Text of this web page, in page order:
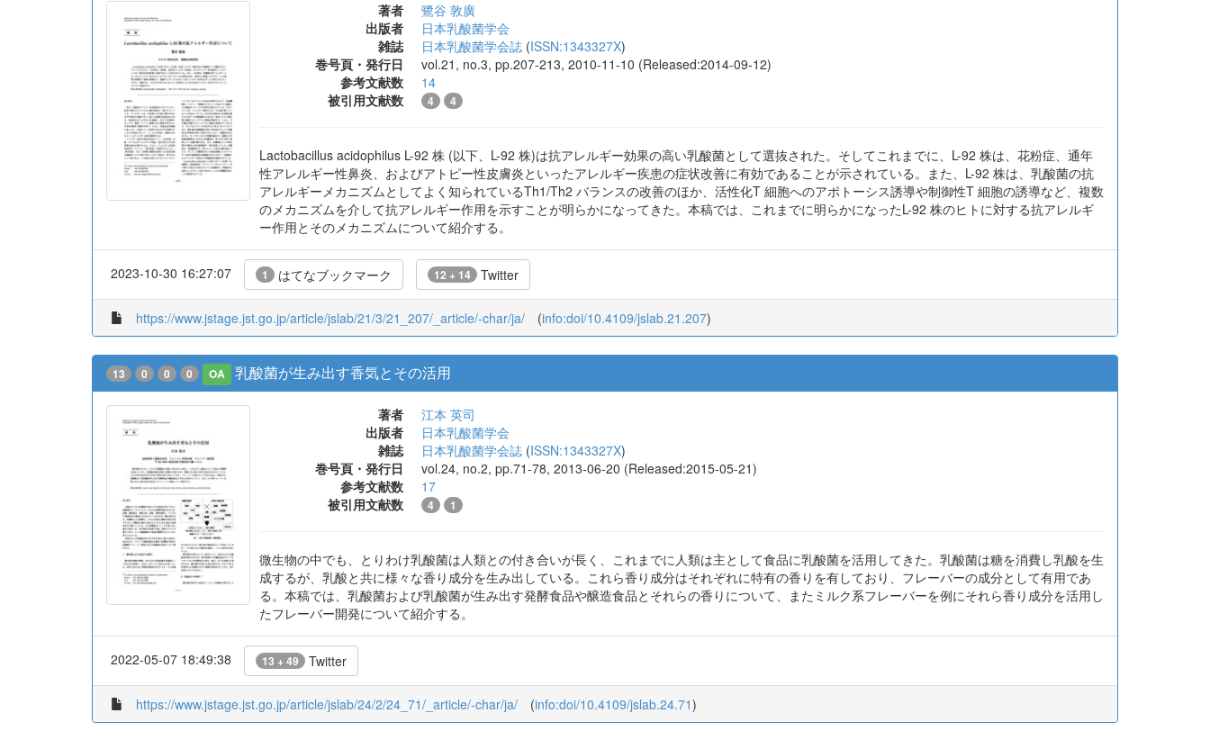
著者
鷺谷 敦廣
出版者
日本乳酸菌学会
雑誌
日本乳酸菌学会誌 (ISSN:1343327X)
巻号頁・発行日
vol.21, no.3, pp.207-213, 2010-11-10 (Released:2014-09-12)
参考文献数
14
被引用文献数
4 4
Lactobacillus acidophilus L-92 株 (以下、L-92 株)は抗アレルギー効果の高い乳酸菌として選抜された。そしてこれまでに、L-92 株は、花粉症、通年
性アレルギー性鼻炎、およびアトピー性皮膚炎といったアレルギー疾患の症状改善に有効であることが示されている。また、L-92 株は、乳酸菌の抗
アレルギーメカニズムとしてよく知られているTh1/Th2 バランスの改善のほか、活性化T 細胞へのアポトーシス誘導や制御性T 細胞の誘導など、複数
のメカニズムを介して抗アレルギー作用を示すことが明らかになってきた。本稿では、これまでに明らかになったL-92 株のヒトに対する抗アレルギ
ー作用とそのメカニズムについて紹介する。
2023-10-30 16:27:07 1 はてなブックマーク 12 + 14 Twitter
https://www.jstage.jst.go.jp/article/jslab/21/3/21_207/_article/-char/ja/ (info:doi/10.4109/jslab.21.207)
13 0 0 0 OA 乳酸菌が生み出す香気とその活用
著者
江本 英司
出版者
日本乳酸菌学会
雑誌
日本乳酸菌学会誌 (ISSN:1343327X)
巻号頁・発行日
vol.24, no.2, pp.71-78, 2013-06-20 (Released:2015-05-21)
参考文献数
17
被引用文献数
4 1
微生物の中でも、とりわけ乳酸菌は人類との付き合いが長く、これまでに人類は主として食品に乳酸菌を活用してきた。乳酸菌は糖を消費し乳酸を生
成するが、乳酸と共に様々な香り成分を生み出している。これら香り成分はそれぞれに特有の香りを有しており、フレーバーの成分として有用であ
る。本稿では、乳酸菌および乳酸菌が生み出す発酵食品や醸造食品とそれらの香りについて、またミルク系フレーバーを例にそれら香り成分を活用し
たフレーバー開発について紹介する。
2022-05-07 18:49:38 13 + 49 Twitter
https://www.jstage.jst.go.jp/article/jslab/24/2/24_71/_article/-char/ja/ (info:doi/10.4109/jslab.24.71)